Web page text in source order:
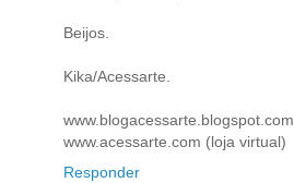
Beijos.
Kika/Acessarte.
www.blogacessarte.blogspot.com
www.acessarte.com (loja virtual)
Responder